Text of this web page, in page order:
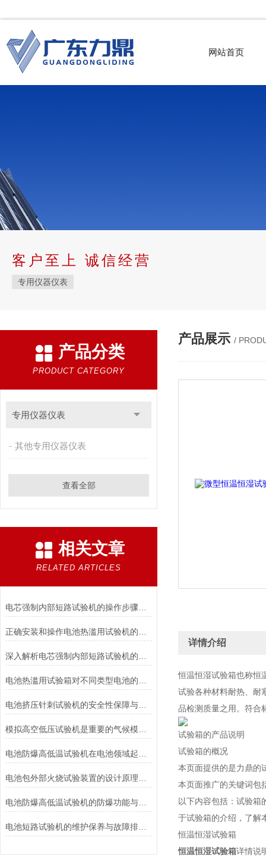
网站首页
客户至上 诚信经营
专用仪器仪表
产品分类
PRODUCT CATEGORY
专用仪器仪表
其他专用仪器仪表
查看全部
相关文章
RELATED ARTICLES
电池挤压针刺试验机的安全性保障与风险控制介绍
模拟高空低压试验机是重要的气候模拟设备
电池防爆高低温试验机的防爆功能与安全保障说明
电池短路试验机的维护保养与故障排除技巧分享
产品展示 /
详情介绍
恒温恒湿试验箱也称恒
试验各种材料耐热、耐
品检测质量之用。符合
试验箱的产品说明
试验箱的概况
本页面提供的是力鼎的
本页面推广的关键词包
以下内容包括：试验箱
于试验箱的介绍，了解
恒温恒湿试验箱
恒温恒湿试验箱详情说